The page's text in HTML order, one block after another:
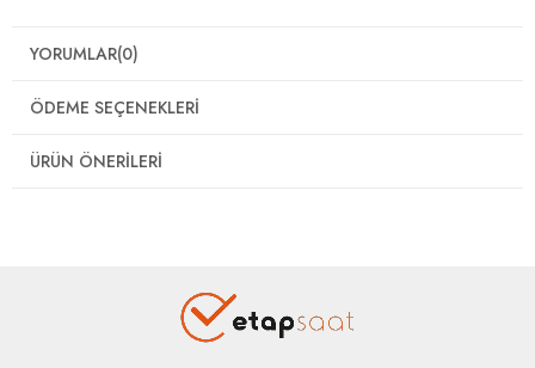
YORUMLAR(0)
ÖDEME SEÇENEKLERI
ÜRÜN ÖNERILERI